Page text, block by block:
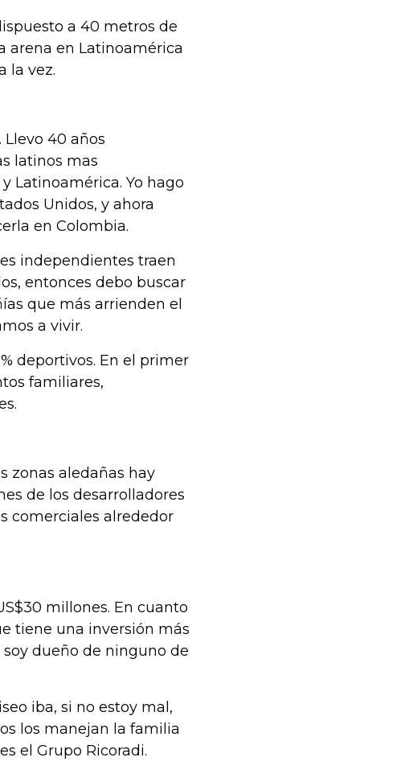
a 40 metros de
arena en Latinoamérica
la vez.
Llevo 40 años
latinos mas
Latinoamérica. Yo hago
Unidos, y ahora
en Colombia.
independientes traen
entonces debo buscar
que más arrienden el
a vivir.
deportivos. En el primer
familiares,
zonas aledañas hay
de los desarrolladores
comerciales alrededor
millones. En cuanto
tiene una inversión más
dueño de ninguno de
iba, si no estoy mal,
los manejan la familia
el Grupo Ricoradi.